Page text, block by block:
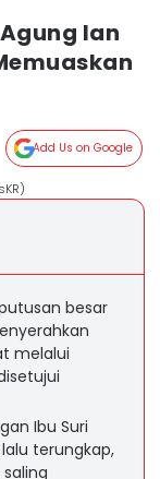
Ian
Add Us on Google
besar
melalui
Ibu Suri
terungkap,